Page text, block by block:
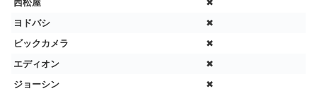
西松屋
✖
ヨドバシ
✖
ビックカメラ
✖
エディオン
✖
ジョーシン
✖